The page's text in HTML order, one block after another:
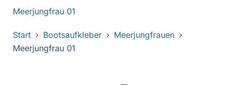
Meerjungfrau 01
Start Bootsaufkleber
Meerjungfrauen
Meerjungfrau 01